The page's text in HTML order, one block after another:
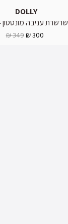
DOLLY
שרשרת עניבה מונסטון 4 ב-1
300 ₪
349 ₪